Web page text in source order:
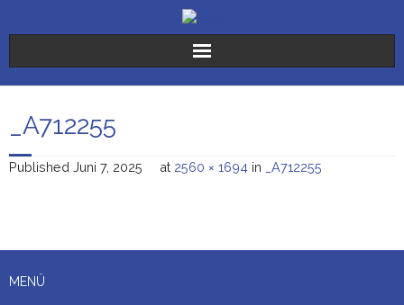
Der Verein
Die Stiftungen
Sr. Karoline
Spenden
_A712255
Published Juni 7, 2025 at 2560 × 1694 in _A712255
MENÜ